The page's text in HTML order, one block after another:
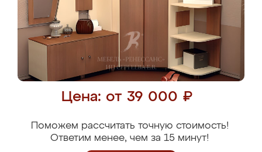
Цена: от 39 000 ₽
Поможем рассчитать точную стоимость!
Ответим менее, чем за 15 минут!